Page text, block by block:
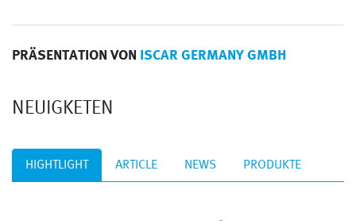
PRÄSENTATION VON ISCAR GERMANY GMBH
NEUIGKETEN
HIGHTLIGHT ARTICLE NEWS PRODUKTE